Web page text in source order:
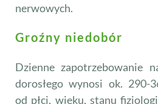
nerwowych.
Groźny niedobór
Dzienne zapotrzebowanie
dorosłego wynosi ok. 290-
od płci, wieku, stanu